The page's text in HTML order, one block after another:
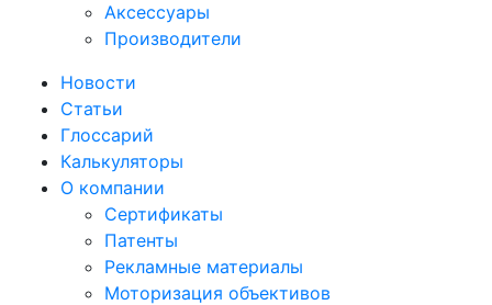
Аксессуары
Производители
Новости
Статьи
Глоссарий
Калькуляторы
О компании
Сертификаты
Патенты
Рекламные материалы
Моторизация объективов